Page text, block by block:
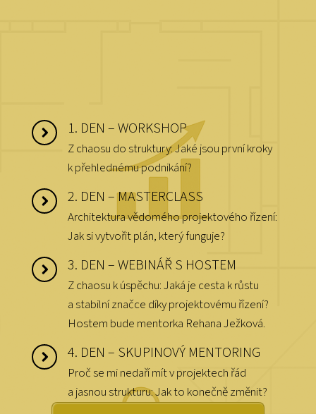
1. DEN – WORKSHOP
Z chaosu do struktury: Jaké jsou první kroky
k přehlednému podnikání?
2. DEN – MASTERCLASS
Architektura vědomého projektového řízení:
Jak si vytvořit plán, který funguje?
3. DEN – WEBINÁŘ S HOSTEM
Z chaosu k úspěchu: Jaká je cesta k růstu
a stabilní značce díky projektovému řízení?
Hostem bude mentorka Rehana Ježková.
4. DEN – SKUPINOVÝ MENTORING
Proč se mi nedaří mít v projektech řád
a jasnou strukturu: Jak to konečně změnit?